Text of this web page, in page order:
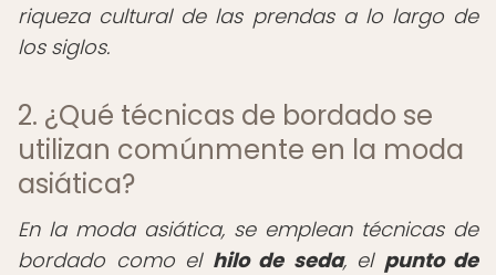
riqueza cultural de las prendas a lo largo de
los siglos.
2. ¿Qué técnicas de bordado se
utilizan comúnmente en la moda
asiática?
En la moda asiática, se emplean técnicas de
bordado como el hilo de seda, el punto de